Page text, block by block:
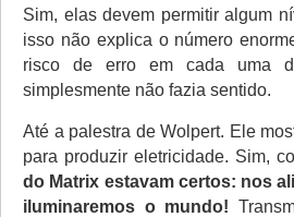
Sim, elas devem permitir algum
isso não explica o número
risco de erro em cada uma
simplesmente não fazia sentido.
Até a palestra de Wolpert. Ele
para produzir eletricidade. Sim,
do Matrix estavam certos: nos
iluminaremos o mundo!